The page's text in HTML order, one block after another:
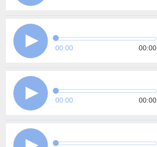
00:00 00:00
00:00 00:00